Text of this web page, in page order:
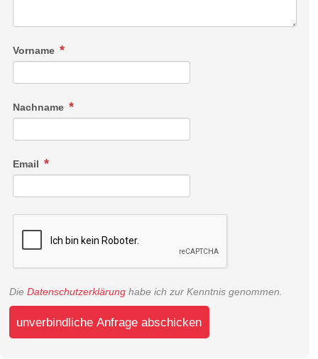
Vorname
Nachname
Email
Die Datenschutzerklärung habe ich zur Kenntnis genommen.
unverbindliche Anfrage abschicken